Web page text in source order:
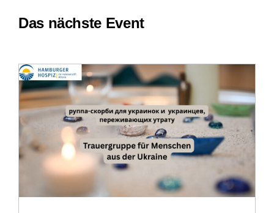
Erfahrungsberichte
Downloads
Das nächste Event